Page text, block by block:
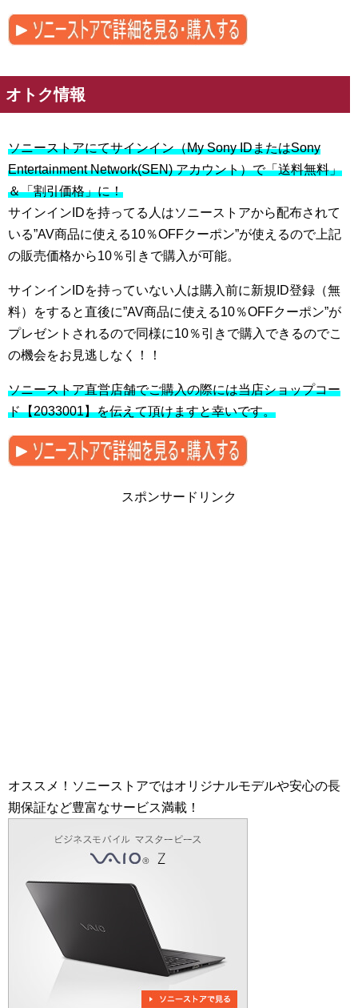
オトク情報
ソニーストアにてサインイン（My Sony IDまたはSony
Entertainment Network(SEN) アカウント）で「送料無料」
＆「割引価格」に！
サインインIDを持ってる人はソニーストアから配布されて
いる”AV商品に使える10％OFFクーポン”が使えるので上記
の販売価格から10％引きで購入が可能。
サインインIDを持っていない人は購入前に新規ID登録（無
料）をすると直後に”AV商品に使える10％OFFクーポン”が
プレゼントされるので同様に10％引きで購入できるのでこ
の機会をお見逃しなく！！
ソニーストア直営店舗でご購入の際には当店ショップコー
ド【2033001】を伝えて頂けますと幸いです。
スポンサードリンク
オススメ！ソニーストアではオリジナルモデルや安心の長
期保証など豊富なサービス満載！